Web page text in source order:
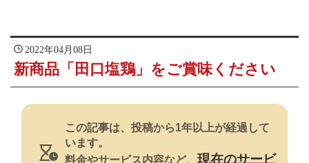
2022年04月08日
新商品「田口塩鶏」をご賞味ください
この記事は、投稿から1年以上が経過して
います。
料金やサービス内容など、 現在のサービ